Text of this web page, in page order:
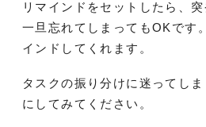
リマインドをセットしたら、
一旦忘れてしまってもOKです
インドしてくれます。
タスクの振り分けに迷ってし
にしてみてください。